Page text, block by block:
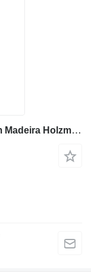
Máquina de perfuração para furos em Madeira Holzmann LBM290K_400